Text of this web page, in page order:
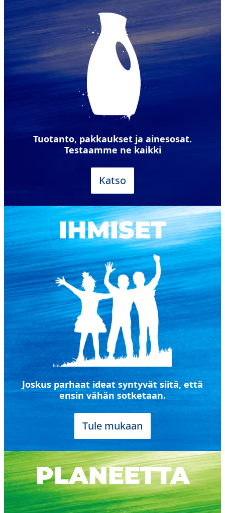
Tuotanto, pakkaukset ja ainesosat.
Testaamme ne kaikki
Katso
IHMISET
Joskus parhaat ideat syntyvät siitä, että
ensin vähän sotketaan.
Tule mukaan
PLANEETTA